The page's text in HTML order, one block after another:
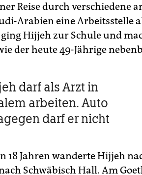
Reise durch verschiedene
Arabien eine Arbeitsstelle
Hijjeh zur Schule und
der heute 49-Jährige
darf als Arzt in
arbeiten. Auto
darf er nicht
18 Jahren wanderte Hijjeh
Schwäbisch Hall. Am